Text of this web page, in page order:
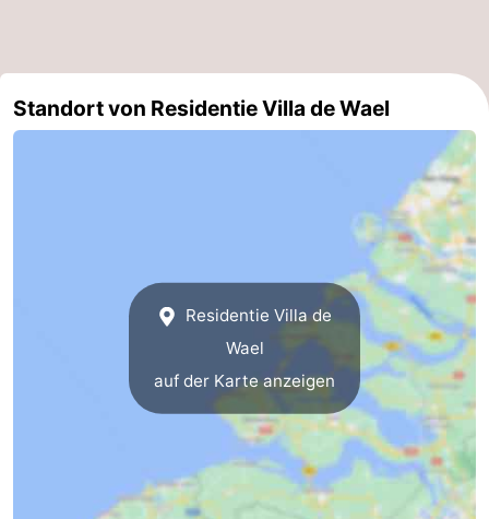
-
Brouwershaven
Standort von Residentie Villa de Wael
Residentie Villa de
Wael
auf der Karte anzeigen